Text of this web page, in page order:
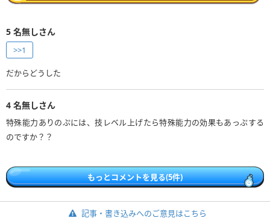
5 名無しさん
>>1
だからどうした
4 名無しさん
特殊能力ありのぷには、技レベル上げたら特殊能力の効果もあっぷする
のですか？？
もっとコメントを見る(5件)
記事・書き込みへのご意見はこちら